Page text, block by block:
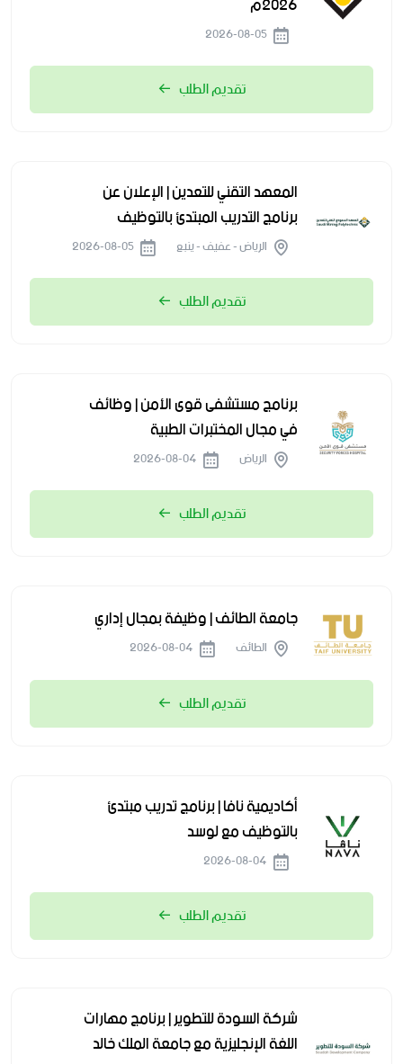
تقديم الطلب
المعهد التقني للتعدين | الإعلان عن
برنامج التدريب المبتدئ بالتوظيف
الرياض - عفيف - ينبع
تقديم الطلب
برنامج مستشفى قوى الأمن | وظائف
في مجال المختبرات الطبية
الرياض
تقديم الطلب
جامعة الطائف | وظيفة بمجال إداري
الطائف
تقديم الطلب
أكاديمية نافا | برنامج تدريب مبتدئ
بالتوظيف مع لوسد
تقديم الطلب
شركة السودة للتطوير | برنامج مهارات
اللغة الإنجليزية مع جامعة الملك خالد